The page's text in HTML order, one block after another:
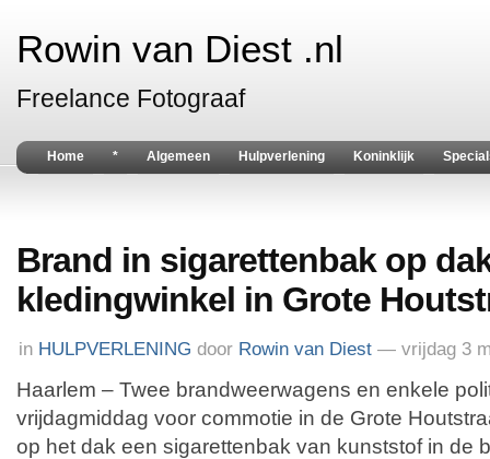
Rowin van Diest .nl
Freelance Fotograaf
Home * Algemeen Hulpverlening Koninklijk
Brand in sigarettenbak op
kledingwinkel in Grote
in HULPVERLENING door Rowin van Diest — vrijdag 3
Haarlem – Twee brandweerwagens en enkele
vrijdagmiddag voor commotie in de Grote
op het dak een sigarettenbak van kunststof in de